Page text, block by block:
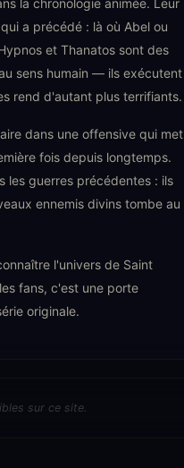
la chronologie animée. Leur
a précédé : là où Abel ou
et Thanatos sont des
sens humain — ils exécutent
rend d'autant plus terrifiants.
dans une offensive qui met
fois depuis longtemps.
les guerres précédentes : ils
ennemis divins tombe au
l'univers de Saint
fans, c'est une porte
originale.
sur ce site.